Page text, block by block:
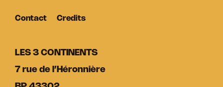
LES 3 CONTINENTS
7 rue de l’Héronnière
Contact Credits